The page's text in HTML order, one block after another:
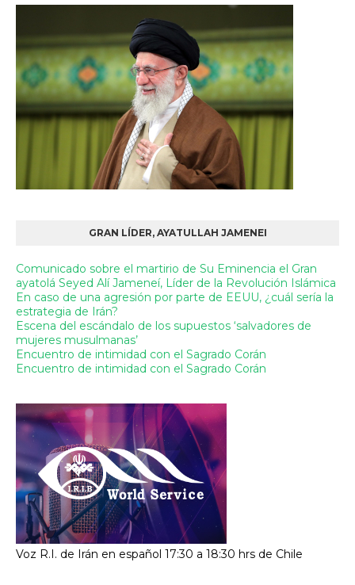
GRAN LÍDER, AYATULLAH JAMENEI
Comunicado sobre el martirio de Su Eminencia el Gran
ayatolá Seyed Alí Jameneí, Líder de la Revolución Islámica
En caso de una agresión por parte de EEUU, ¿cuál sería la
estrategia de Irán?
Escena del escándalo de los supuestos ‘salvadores de
mujeres musulmanas’
Encuentro de intimidad con el Sagrado Corán
Encuentro de intimidad con el Sagrado Corán
Voz R.I. de Irán en español 17:30 a 18:30 hrs de Chile